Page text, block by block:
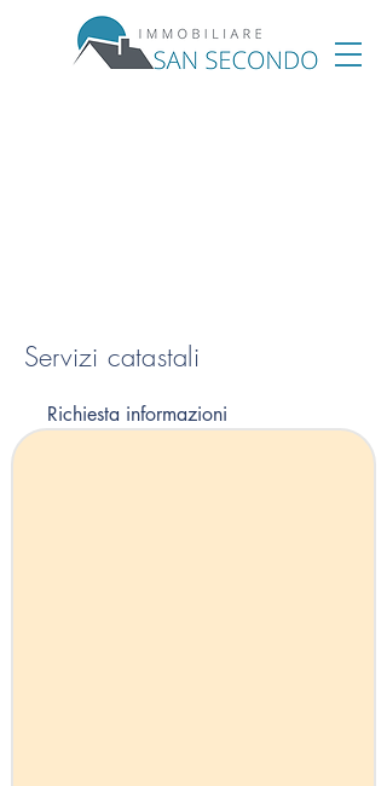
Servizi catastali
Richiesta informazioni